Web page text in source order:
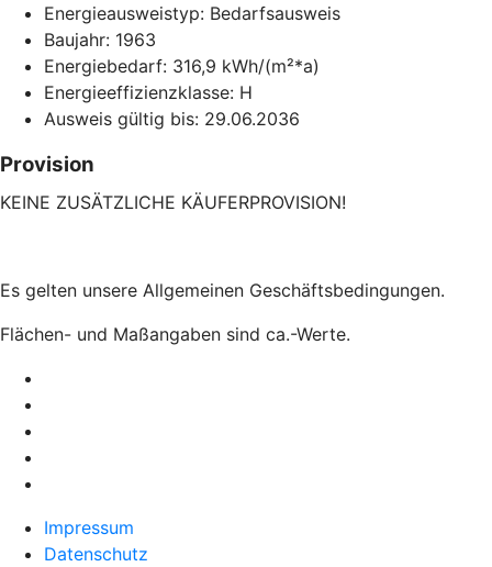
Energieausweistyp: Bedarfsausweis
Baujahr: 1963
Energiebedarf: 316,9 kWh/(m²*a)
Energieeffizienzklasse: H
Ausweis gültig bis: 29.06.2036
Provision
KEINE ZUSÄTZLICHE KÄUFERPROVISION!
Es gelten unsere Allgemeinen Geschäftsbedingungen.
Flächen- und Maßangaben sind ca.-Werte.
Impressum
Datenschutz